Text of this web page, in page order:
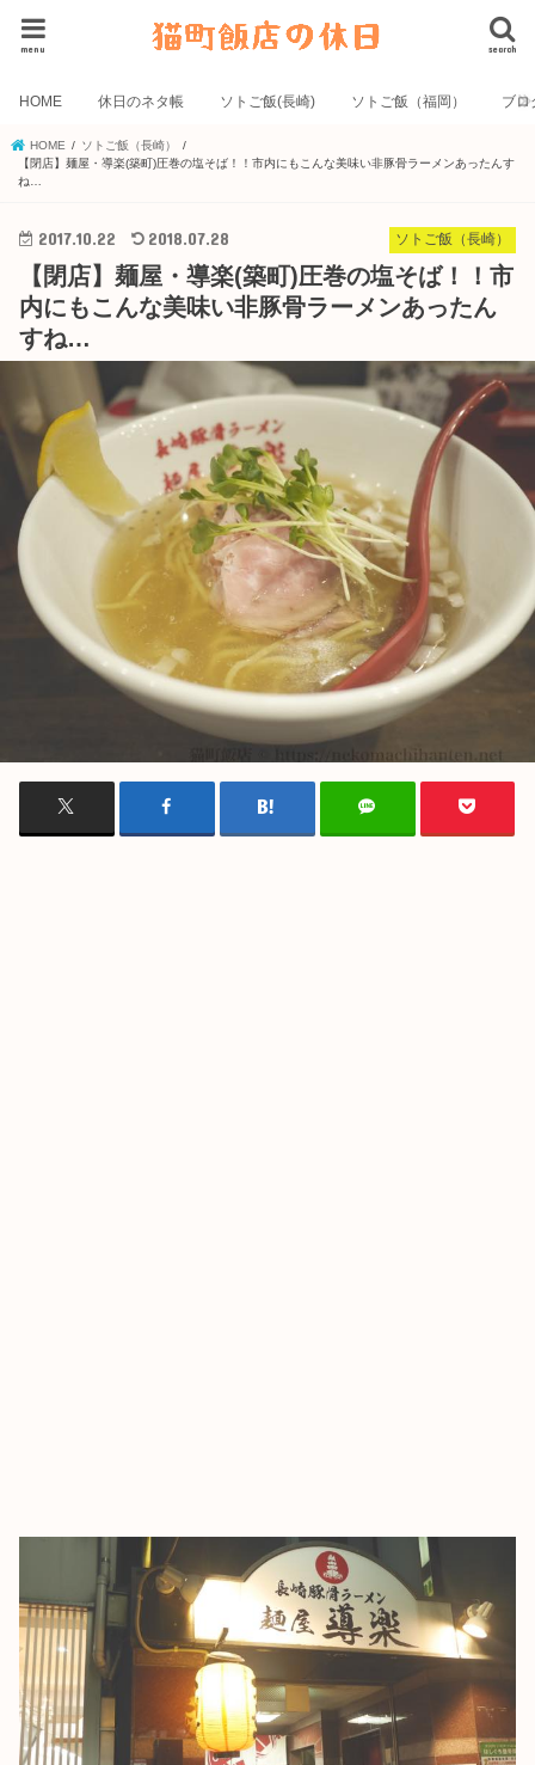
search
menu
HOME 休日のネタ帳 ソトご飯(長崎) ソトご飯（福岡） ブロ
HOME
ソトご飯（長崎）
【閉店】麺屋・導楽(築町)圧巻の塩そば！！市内にもこんな美味い非豚骨ラーメンあったんす
ね…
ソトご飯（長崎）
2017.10.22 2018.07.28
【閉店】麺屋・導楽(築町)圧巻の塩そば！！市
内にもこんな美味い非豚骨ラーメンあったん
すね…